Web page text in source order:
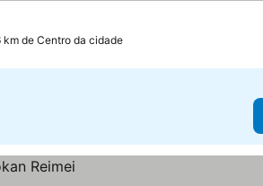
km de Centro da cidade